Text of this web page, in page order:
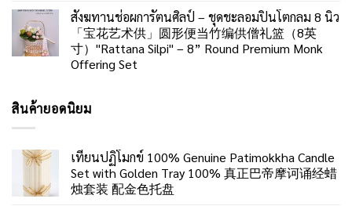
สังฆทานช่อผการัตนศิลป์ – ชุดชะลอมปิ่นโตกลม 8 นิ้ว
「宝花艺术供」圆形便当竹编供僧礼篮（8英
寸）"Rattana Silpi" – 8” Round Premium Monk
Offering Set
สินค้ายอดนิยม
เทียนปฏิโมกข์ 100% Genuine Patimokkha Candle
Set with Golden Tray 100% 真正巴帝摩诃诵经蜡
烛套装 配金色托盘